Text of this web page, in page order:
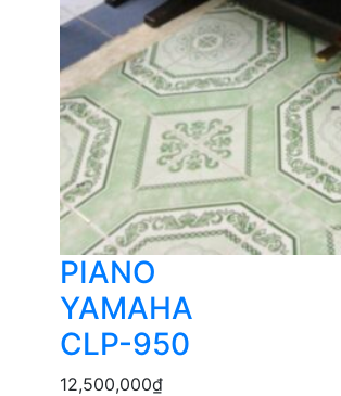
PIANO
YAMAHA
CLP-950
12,500,000₫